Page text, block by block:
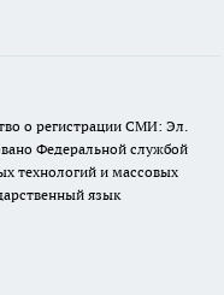
о регистрации СМИ: Эл.
Федеральной службой
технологий и массовых
язык